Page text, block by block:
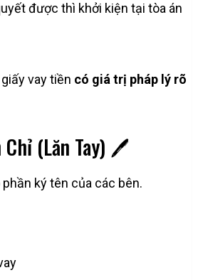
được thì khởi kiện tại tòa án
vay tiền có giá trị pháp lý rõ
Chỉ (Lăn Tay) 🖊️
ký tên của các bên.